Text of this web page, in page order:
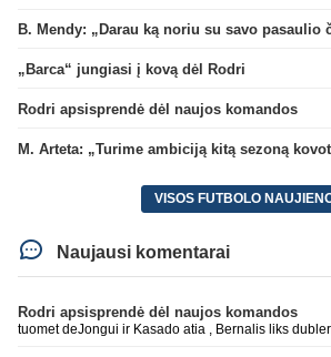
„Barca“ jungiasi į kovą dėl Rodri
Rodri apsisprendė dėl naujos komandos
M. Arteta: „Turime ambiciją kitą sezoną
VISOS FUTBOLO
Naujausi komentarai
Rodri apsisprendė dėl naujos komandos
tuomet deJongui ir Kasado atia , Bernalis liks